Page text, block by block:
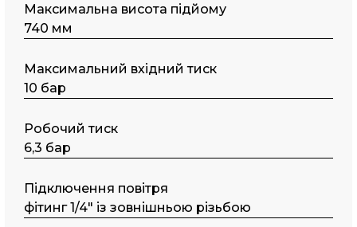
Максимальна висота підйому
740 мм
Максимальний вхідний тиск
10 бар
Робочий тиск
6,3 бар
Підключення повітря
фітинг 1/4" із зовнішньою різьбою